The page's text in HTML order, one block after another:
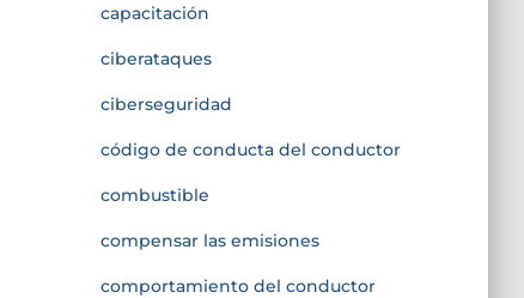
capacitación
ciberataques
ciberseguridad
código de conducta del conductor
combustible
compensar las emisiones
comportamiento del conductor